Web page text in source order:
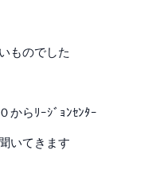
ものでした
からﾘｰｼﾞｮﾝｾﾝﾀｰ
いてきます